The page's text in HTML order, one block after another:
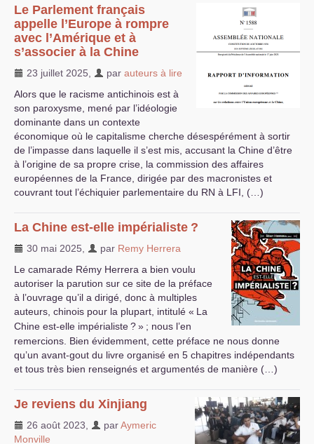
Le Parlement français
appelle l’Europe à rompre
avec l’Amérique et à
s’associer à la Chine
23 juillet 2025 par auteurs à lire
Alors que le racisme antichinois est à
son paroxysme, mené par l’idéologie
dominante dans un contexte
économique où le capitalisme cherche désespérément à sortir
de l’impasse dans laquelle il s’est mis, accusant la Chine d’être
à l’origine de sa propre crise, la commission des affaires
européennes de la France, dirigée par des macronistes et
couvrant tout l’échiquier parlementaire du RN à LFI , (…)
La Chine est-elle impérialiste ?
30 mai 2025 par Remy Herrera
Le camarade Rémy Herrera a bien voulu
autoriser la parution sur ce site de la préface
à l’ouvrage qu’il a dirigé, donc à multiples
auteurs, chinois pour la plupart, intitulé « La
Chine est-elle impérialiste?» ; nous l’en
remercions. Bien évidemment, cette préface ne nous donne
qu’un avant-gout du livre organisé en 5 chapitres indépendants
et tous très bien renseignés et argumentés de manière (…)
Je reviens du Xinjiang
26 août 2023 parAymeric
Monville